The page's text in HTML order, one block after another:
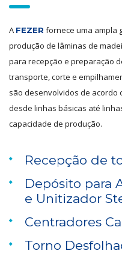
A FEZER fornece uma ampla
produção de lâminas de
para recepção e preparação
transporte, corte e
são desenvolvidos de acordo
desde linhas básicas até
capacidade de produção.
Recepção de
Depósito para
e Unitizador
Centradores
Torno